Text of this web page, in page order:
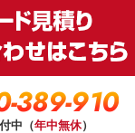
389-910
中（年中無休）